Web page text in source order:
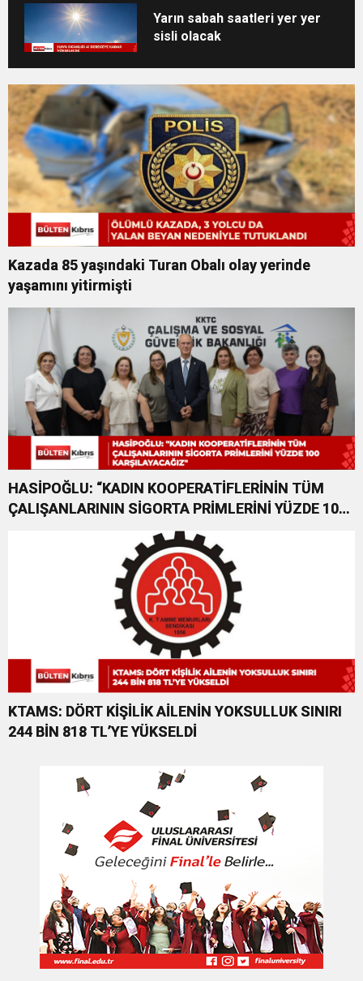
Yarın sabah saatleri yer yer
sisli olacak
Kazada 85 yaşındaki Turan Obalı olay yerinde
yaşamını yitirmişti
HASİPOĞLU: “KADIN KOOPERATİFLERİNİN TÜM
ÇALIŞANLARININ SİGORTA PRİMLERİNİ YÜZDE 100
KTAMS: DÖRT KİŞİLİK AİLENİN YOKSULLUK SINIRI
244 BİN 818 TL’YE YÜKSELDİ